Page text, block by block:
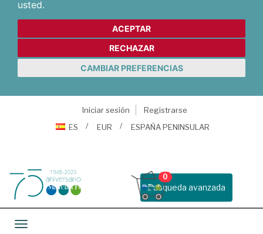
usted.
ACEPTAR
RECHAZAR
CAMBIAR PREFERENCIAS
Iniciar sesión
Registrarse
ES
EUR ESPAÑA PENINSULAR
Busqueda avanzada
0
Toggle navigation